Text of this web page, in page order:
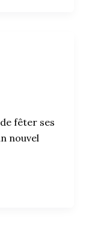
fêter ses
nouvel